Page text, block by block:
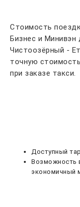
Стоимость
Бизнес и Минивэн
Чистоозёрный -
точную
при заказе такси.
Доступный
Возможность
экономичный